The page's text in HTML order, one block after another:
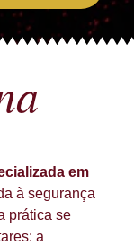
em
à segurança
prática se
a